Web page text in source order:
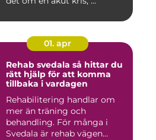
01. apr
Rehab svedala så hittar du
rätt hjälp för att komma
tillbaka i vardagen
Rehabilitering handlar om
mer än träning och
behandling. För många i
Svedala är rehab vägen